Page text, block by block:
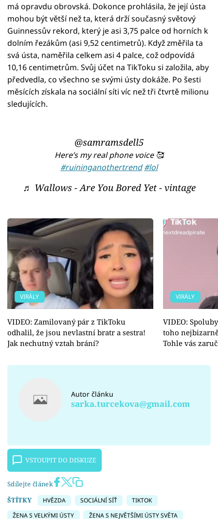
má opravdu obrovská. Dokonce prohlásila, že její ústa
mohou být větší než ta, která drží současný světový
Guinnessův rekord, který je asi 3,75 palce od horních k
dolním řezákům (asi 9,52 centimetrů). Když změřila ta
svá ústa, naměřila celkem asi 4 palce, což odpovídá
10,16 centimetrům. Svůj účet na TikToku si založila, aby
předvedla, co všechno se svými ústy dokáže. Po šesti
měsících získala na sociální síti víc než tři čtvrtě milionu
sledujících.
@samramsdell5
Here’s my real phone voice 🥰
#ruininganothertrend #lol
♬ Wallows - Are You Bored Yet - vintage
VIRÁLY
VIDEO: Zamilovaný pár z TikToku
odhalil, že jsou nevlastní bratr a sestra!
Jak nechutný vztah brání?
VIRÁLY
VIDEO:
toho
Tohle vás
Autor článku
sarka.turcekova@gmail.com
VSTOUPIT DO DISKUZE
Sdílejte článek
ŠTÍTKY
HVĚZDA SOCIÁLNÍ SÍŤ
TIKTOK
ŽENA S VELKÝMI ÚSTY
ŽENA S NEJVĚTŠÍMI ÚSTY SVĚTA